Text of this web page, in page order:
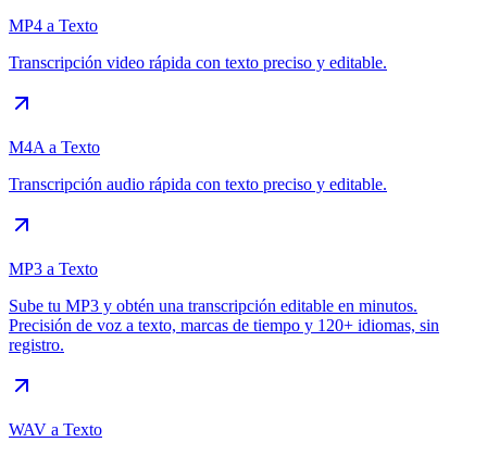
MP4 a Texto
Transcripción video rápida con texto preciso y editable.
M4A a Texto
Transcripción audio rápida con texto preciso y editable.
MP3 a Texto
Sube tu MP3 y obtén una transcripción editable en minutos.
Precisión de voz a texto, marcas de tiempo y 120+ idiomas, sin
registro.
WAV a Texto